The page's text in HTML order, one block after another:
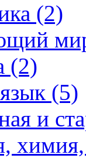
(2)
(2)
(5)
и